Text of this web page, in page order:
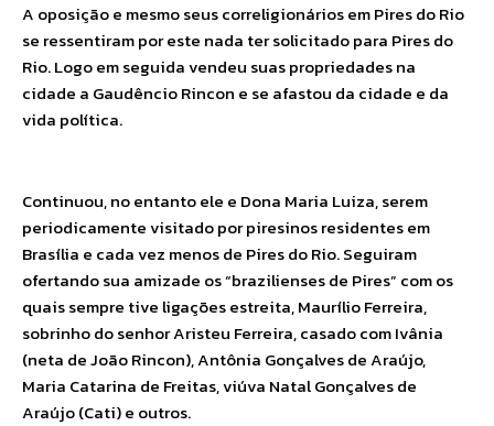
A oposição e mesmo seus correligionários em Pires do Rio
se ressentiram por este nada ter solicitado para Pires do
Rio. Logo em seguida vendeu suas propriedades na
cidade a Gaudêncio Rincon e se afastou da cidade e da
vida política.
Continuou, no entanto ele e Dona Maria Luiza, serem
periodicamente visitado por piresinos residentes em
Brasília e cada vez menos de Pires do Rio. Seguiram
ofertando sua amizade os “brazilienses de Pires” com os
quais sempre tive ligações estreita, Maurílio Ferreira,
sobrinho do senhor Aristeu Ferreira, casado com Ivânia
(neta de João Rincon), Antônia Gonçalves de Araújo,
Maria Catarina de Freitas, viúva Natal Gonçalves de
Araújo (Cati) e outros.